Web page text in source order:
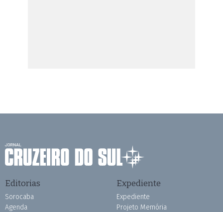
Editorias
Sorocaba
Agenda
Expediente
Expediente
Projeto Memória